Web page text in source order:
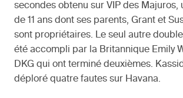
secondes obtenu sur VIP des Majuros,
de 11 ans dont ses parents, Grant et
sont propriétaires. Le seul autre
été accompli par la Britannique Emily
DKG qui ont terminé deuxièmes.
déploré quatre fautes sur Havana.